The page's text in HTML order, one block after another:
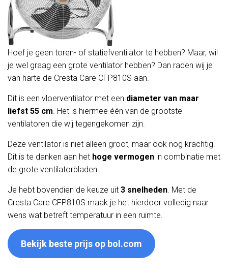
Hoef je geen toren- of statiefventilator te hebben? Maar, wil
je wel graag een grote ventilator hebben? Dan raden wij je
van harte de Cresta Care CFP810S aan.
Dit is een vloerventilator met een diameter van maar
liefst 55 cm. Het is hiermee één van de grootste
ventilatoren die wij tegengekomen zijn.
Deze ventilator is niet alleen groot, maar ook nog krachtig.
Dit is te danken aan het hoge vermogen in combinatie met
de grote ventilatorbladen.
Je hebt bovendien de keuze uit 3 snelheden. Met de
Cresta Care CFP810S maak je het hierdoor volledig naar
wens wat betreft temperatuur in een ruimte.
Bekijk beste prijs op bol.com